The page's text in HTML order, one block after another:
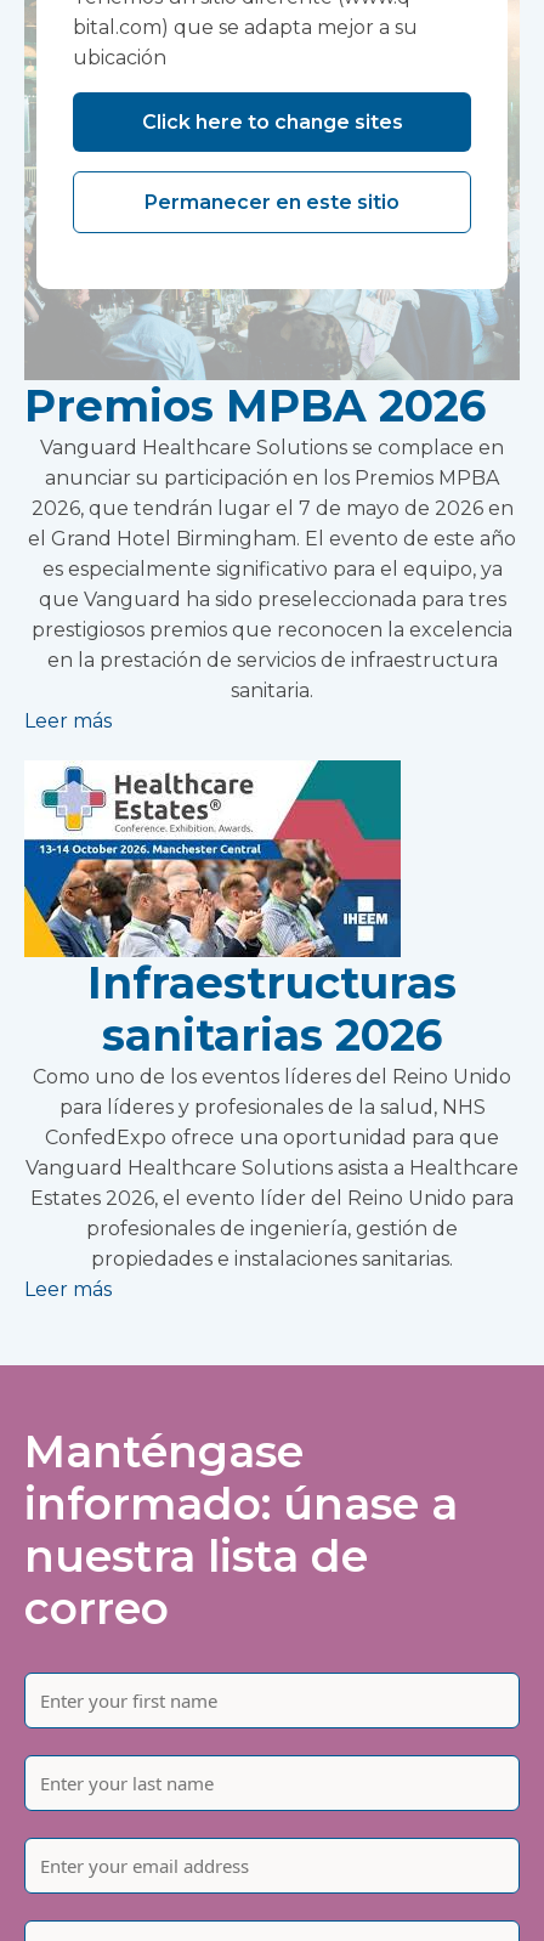
Premios MPBA 2026
Vanguard Healthcare Solutions se complace en
anunciar su participación en los Premios MPBA
2026, que tendrán lugar el 7 de mayo de 2026 en
el Grand Hotel Birmingham. El evento de este año
es especialmente significativo para el equipo, ya
que Vanguard ha sido preseleccionada para tres
prestigiosos premios que reconocen la excelencia
en la prestación de servicios de infraestructura
sanitaria.
Leer más
Infraestructuras
sanitarias 2026
Como uno de los eventos líderes del Reino Unido
para líderes y profesionales de la salud, NHS
ConfedExpo ofrece una oportunidad para que
Vanguard Healthcare Solutions asista a Healthcare
Estates 2026, el evento líder del Reino Unido para
profesionales de ingeniería, gestión de
propiedades e instalaciones sanitarias.
Leer más
Manténgase
informado: únase a
nuestra lista de
correo
bital.com) que se adapta mejor a su
ubicación
Click here to change sites
Permanecer en este sitio